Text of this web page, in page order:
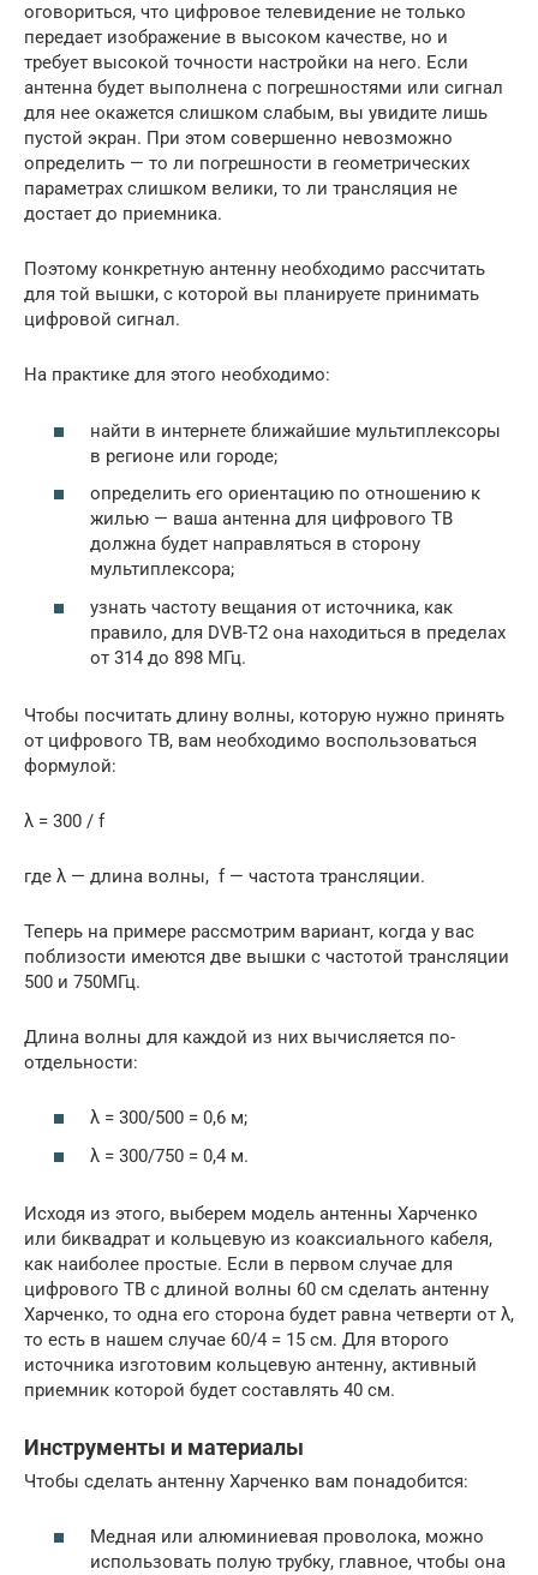
оговориться, что цифровое телевидение не только
передает изображение в высоком качестве, но и
требует высокой точности настройки на него. Если
антенна будет выполнена с погрешностями или сигнал
для нее окажется слишком слабым, вы увидите лишь
пустой экран. При этом совершенно невозможно
определить — то ли погрешности в геометрических
параметрах слишком велики, то ли трансляция не
достает до приемника.
Поэтому конкретную антенну необходимо рассчитать
для той вышки, с которой вы планируете принимать
цифровой сигнал.
На практике для этого необходимо:
найти в интернете ближайшие мультиплексоры
в регионе или городе;
определить его ориентацию по отношению к
жилью — ваша антенна для цифрового ТВ
должна будет направляться в сторону
мультиплексора;
узнать частоту вещания от источника, как
правило, для DVB-T2 она находиться в пределах
от 314 до 898 МГц.
Чтобы посчитать длину волны, которую нужно принять
от цифрового ТВ, вам необходимо воспользоваться
формулой:
λ = 300 / f
где λ — длина волны, f — частота трансляции.
Теперь на примере рассмотрим вариант, когда у вас
поблизости имеются две вышки с частотой трансляции
500 и 750МГц.
Длина волны для каждой из них вычисляется по-
отдельности:
λ = 300/500 = 0,6 м;
λ = 300/750 = 0,4 м.
Исходя из этого, выберем модель антенны Харченко
или биквадрат и кольцевую из коаксиального кабеля,
как наиболее простые. Если в первом случае для
цифрового ТВ с длиной волны 60 см сделать антенну
Харченко, то одна его сторона будет равна четверти от λ,
то есть в нашем случае 60/4 = 15 см. Для второго
источника изготовим кольцевую антенну, активный
приемник которой будет составлять 40 см.
Инструменты и материалы
Чтобы сделать антенну Харченко вам понадобится:
Медная или алюминиевая проволока, можно
использовать полую трубку, главное, чтобы она